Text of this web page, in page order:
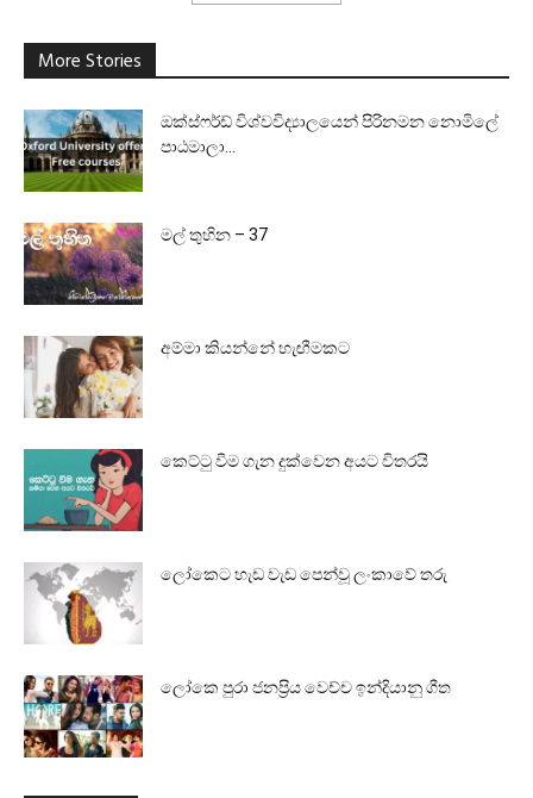
More Stories
ඔක්ස්ෆර්ඩ් විශ්වවිද්‍යාලයෙන් පිරිනමන නොමිලේ
පාඨමාලා…
මල් තුහින – 37
අම්මා කියන්නේ හැඟීමකට
කෙට්ටු වීම ගැන දුක්වෙන අයට විතරයි
ලෝකෙට හැඩ වැඩ පෙන්වූ ලංකාවේ තරු
ලෝකෙ පුරා ජනප්‍රිය වෙච්ච ඉන්දියානු ගීත